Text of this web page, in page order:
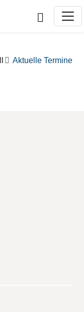
Aktuelle Termine